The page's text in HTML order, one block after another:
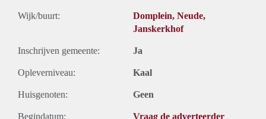
Wijk/buurt:
Domplein, Neude,
Janskerkhof
Inschrijven gemeente: Ja
Opleverniveau: Kaal
Huisgenoten: Geen
Begindatum: Vraag de adverteerder